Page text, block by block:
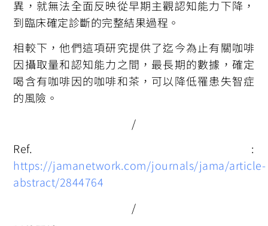
異，就無法全面反映從早期主觀認知能力下降，
到臨床確定診斷的完整結果過程。
相較下，他們這項研究提供了迄今為止有關咖啡
因攝取量和認知能力之間，最長期的數據，確定
喝含有咖啡因的咖啡和茶，可以降低罹患失智症
的風險。
/
Ref. :
https://jamanetwork.com/journals/jama/article-
abstract/2844764
/